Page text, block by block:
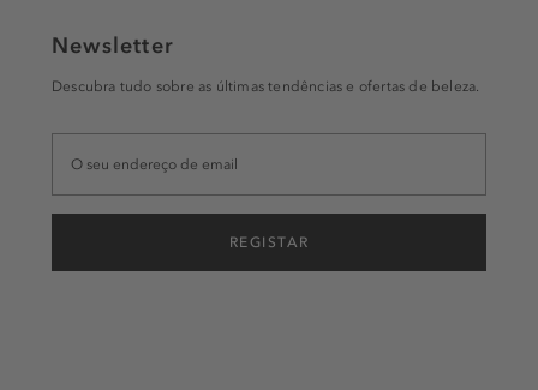
Newsletter
Descubra tudo sobre as últimas tendências e ofertas de beleza.
REGISTAR